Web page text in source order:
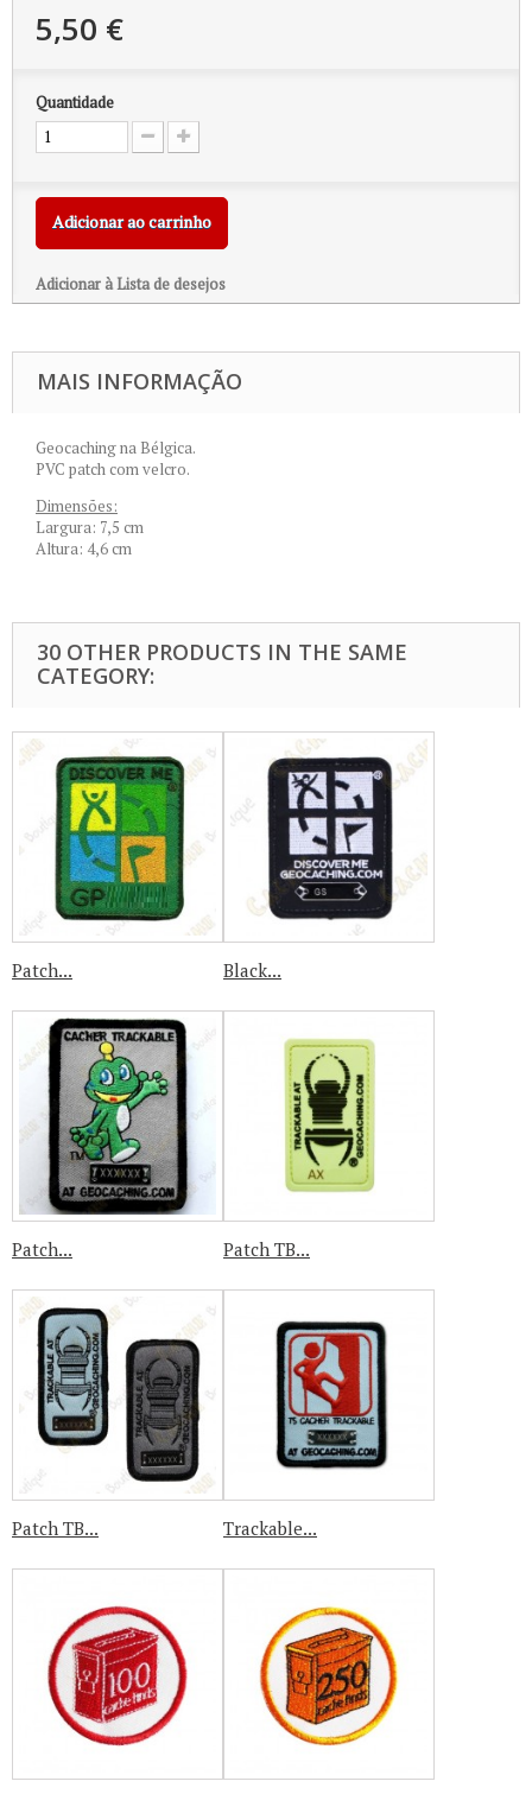
5,50 €
Quantidade
Adicionar ao carrinho
Adicionar à Lista de desejos
MAIS INFORMAÇÃO
Geocaching na Bélgica.
PVC patch com velcro.
Dimensões:
Largura: 7,5 cm
Altura: 4,6 cm
30 OTHER PRODUCTS IN THE SAME
CATEGORY:
Patch... Black...
Patch... Patch TB...
Patch TB... Trackable...